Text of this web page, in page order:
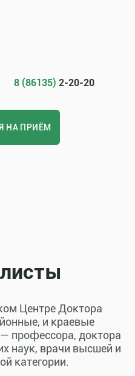
8 (86135) 2-20-20
НА ПРИЁМ
Центре Доктора
и краевые
профессора, доктора
наук, врачи высшей и
категории.